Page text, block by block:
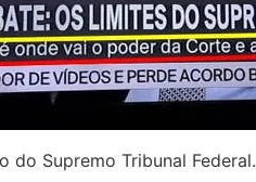
do Supremo Tribunal Federal.